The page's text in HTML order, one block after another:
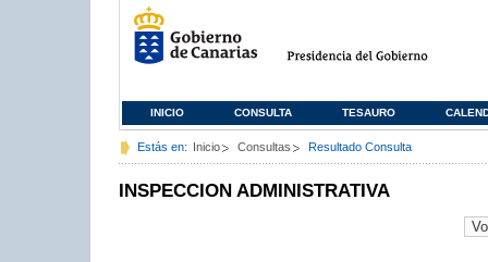
INICIO CONSULTA TESAURO
Estás en: Inicio Consultas Resultado Consulta
INSPECCION ADMINISTRATIVA